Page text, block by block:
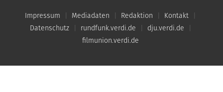
Impressum Mediadaten Redaktion
Kontakt
Datenschutz
rundfunk.verdi.de
dju.verdi.de
filmunion.verdi.de